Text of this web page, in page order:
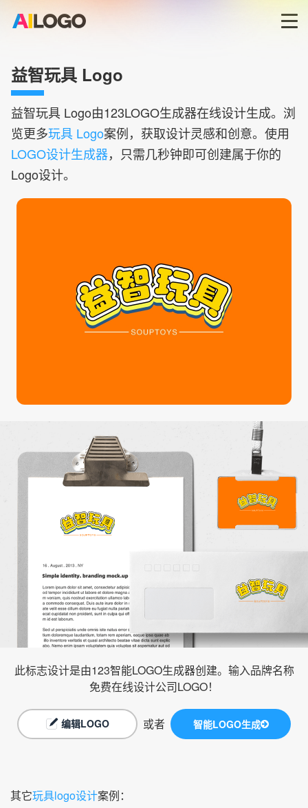
LOGO生成器→
LOGO模板
益智玩具 Logo
益智玩具 Logo由123LOGO生成器在线设计生成。浏
览更多玩具 Logo案例，获取设计灵感和创意。使用
LOGO设计生成器，只需几秒钟即可创建属于你的
Logo设计。
此标志设计是由123智能LOGO生成器创建。输入品牌名称
免费在线设计公司LOGO！
编辑LOGO 或者 智能LOGO生成
其它玩具logo设计案例：